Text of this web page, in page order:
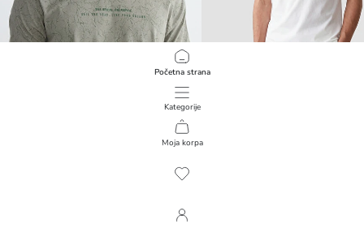
Početna strana
Kategorije
Moja korpa